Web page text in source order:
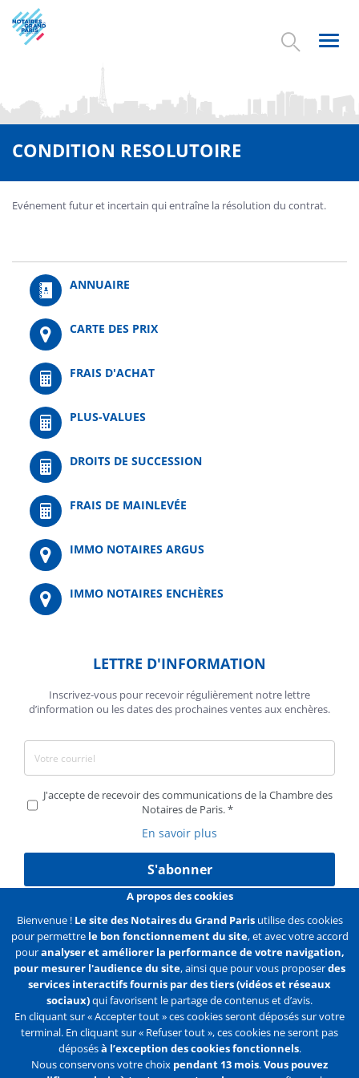
Aller
au
contenu
CONDITION RESOLUTOIRE
Evénement futur et incertain qui entraîne la résolution du contrat.
ANNUAIRE
CARTE DES PRIX
FRAIS D'ACHAT
PLUS-VALUES
DROITS DE SUCCESSION
FRAIS DE MAINLEVÉE
IMMO NOTAIRES ARGUS
IMMO NOTAIRES ENCHÈRES
LETTRE D'INFORMATION
Inscrivez-vous pour recevoir régulièrement notre lettre
d’information ou les dates des prochaines ventes aux enchères.
J'accepte de recevoir des communications de la Chambre des
Notaires de Paris.
En savoir plus
S'abonner
Liens Mentions légales Données personnelles
Politique des cookies Configurer les cookies
Liens
2e
ligne
Accueil Contact Plan du site
A propos des cookies
Bienvenue ! Le site des Notaires du Grand Parisutilise des cookies
pour permettre le bon fonctionnement du site, et avec votre accord
pouranalyser et améliorer la performance de votre navigation,
pour mesurer l'audience du site, ainsi que pour vous proposerdes
services interactifs fournis par des tiers (vidéos et réseaux
sociaux)qui favorisent le partage de contenus et d’avis.
En cliquant sur « Accepter tout » ces cookies seront déposés sur votre
terminal. En cliquant sur « Refuser tout », ces cookies ne seront pas
déposésà l’exception des cookies fonctionnels.
Nous conservons votre choix pendant 13 mois.Vous pouvez